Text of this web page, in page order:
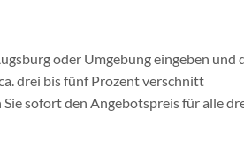
oder Umgebung eingeben und
drei bis fünf Prozent verschnitt
sofort den Angebotspreis für alle